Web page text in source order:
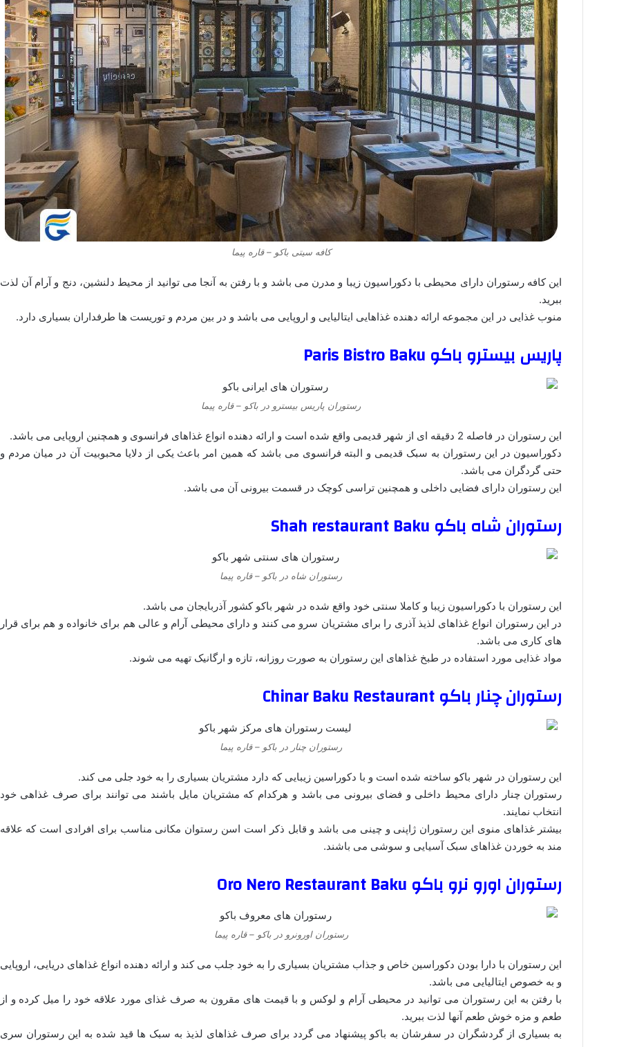
کافه سیتی باکو – قاره پیما
این کافه رستوران دارای محیطی با دکوراسیون زیبا و مدرن می باشد و با رفتن به آنجا می توانید از محیط دلنشین، دنج و آرام آن لذت
ببرید.
منوب غذایی در این مجموعه ارائه دهنده غذاهایی ایتالیایی و اروپایی می باشد و در بین مردم و توریست ها طرفداران بسیاری دارد.
پاریس بیسترو باکو Paris Bistro Baku
رستوران پاریس بیسترو در باکو – قاره پیما
این رستوران در فاصله 2 دقیقه ای از شهر قدیمی واقع شده است و ارائه دهنده انواع غذاهای فرانسوی و همچنین اروپایی می باشد.
دکوراسیون در این رستوران به سبک قدیمی و البته فرانسوی می باشد که همین امر باعث یکی از دلایا محبوبیت آن در میان مردم و
حتی گردگران می باشد.
این رستوران دارای فضایی داخلی و همچنین تراسی کوچک در قسمت بیرونی آن می باشد.
رستوران شاه باکو Shah restaurant Baku
رستوران شاه در باکو – قاره پیما
این رستوران با دکوراسیون زیبا و کاملا سنتی خود واقع شده در شهر باکو کشور آذربایجان می باشد.
در این رستوران انواع غذاهای لذیذ آذری را برای مشتریان سرو می کنند و دارای محیطی آرام و عالی هم برای خانواده و هم برای قرار
های کاری می باشد.
مواد غذایی مورد استفاده در طبخ غذاهای این رستوران به صورت روزانه، تازه و ارگانیک تهیه می شوند.
رستوران چنار باکو Chinar Baku Restaurant
رستوران چنار در باکو – قاره پیما
این رستوران در شهر باکو ساخته شده است و با دکوراسین زیبایی که دارد مشتریان بسیاری را به خود جلی می کند.
رستوران چنار دارای محیط داخلی و فضای بیرونی می باشد و هرکدام که مشتریان مایل باشند می توانند برای صرف غذاهی خود
انتخاب نمایند.
بیشتر غذاهای منوی این رستوران ژاپنی و چینی می باشد و قابل ذکر است اسن رستوان مکانی مناسب برای افرادی است که علاقه
مند به خوردن غذاهای سبک آسیایی و سوشی می باشند.
رستوران اورو نرو باکو Oro Nero Restaurant Baku
رستوران اورونرو در باکو – قاره پیما
این رستوران با دارا بودن دکوراسین خاص و جذاب مشتریان بسیاری را به خود جلب می کند و ارائه دهنده انواع غذاهای دریایی، اروپایی
و به خصوص ایتالیایی می باشد.
با رفتن به این رستوران می توانید در محیطی آرام و لوکس و با قیمت های مقرون به صرف غذای مورد علاقه خود را میل کرده و از
طعم و مزه خوش طعم آنها لذت ببرید.
به بسیاری از گردشگران در سفرشان به باکو پیشنهاد می گردد برای صرف غذاهای لذیذ به سبک ها قید شده به این رستوران سری